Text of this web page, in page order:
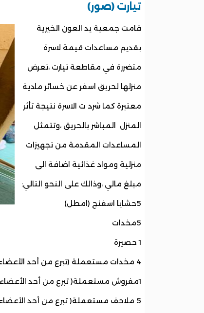
تيارت (صور)
قامت جمعية يد العون الخيرية
بقديم مساعدات قيمة لاسرة
متضررة في مقاطعة تيارت ،تعرض
منزلها لحريق اسفر عن خسائر مادية
معتبرة كما شرد ت الاسرة نتيجة تأثر
المنزل المباشر بالحريق ،وتتمثل
المساعدات المقدمة من تجهيزات
منزلية ومواد غذائية اضافة الى
مبلغ مالي ،وذالك على النحو التالي:
5حشايا اسفنج (امطل)
5مخدات
1 حصيرة
4 مخدات مستعملة (تبرع من أحد الأعضاء)
1مفروش مستعملة( تبرع من أحد الأعضاء)
5 ملاحف مستعملة( تبرع من أحد الأعضاء)